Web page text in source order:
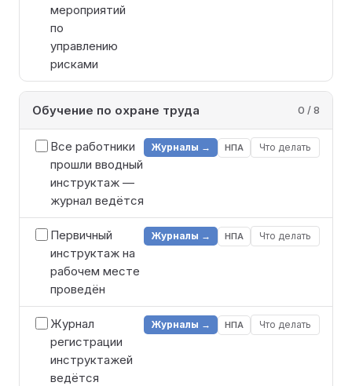
мероприятий
по
управлению
рисками
Обучение по охране труда 0 / 8
Все работники
прошли вводный
инструктаж —
журнал ведётся
Журналы → НПА Что делать
Первичный
инструктаж на
рабочем месте
проведён
Журналы → НПА Что делать
Журнал
регистрации
инструктажей
ведётся
Журналы → НПА Что делать